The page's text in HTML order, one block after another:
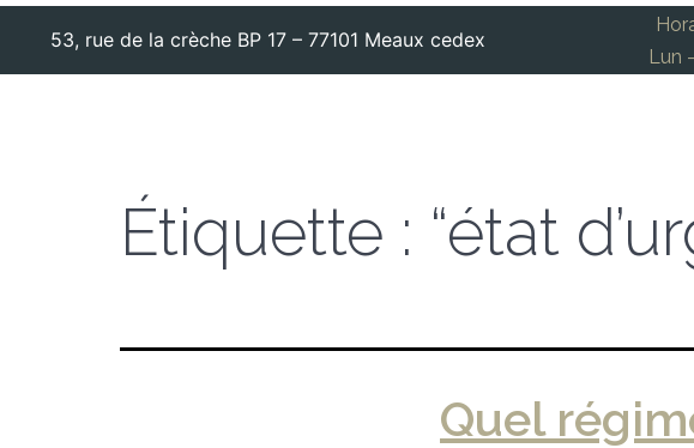
53, rue de la crèche BP 17 – 77101 Meaux cedex
Lun
Étiquette : “état
Quel